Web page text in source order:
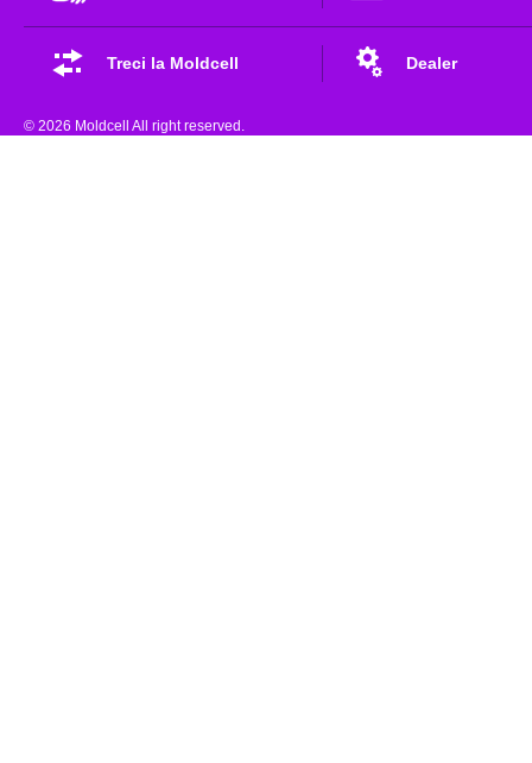
Treci la Moldcell Dealer
© 2026 Moldcell All right reserved.